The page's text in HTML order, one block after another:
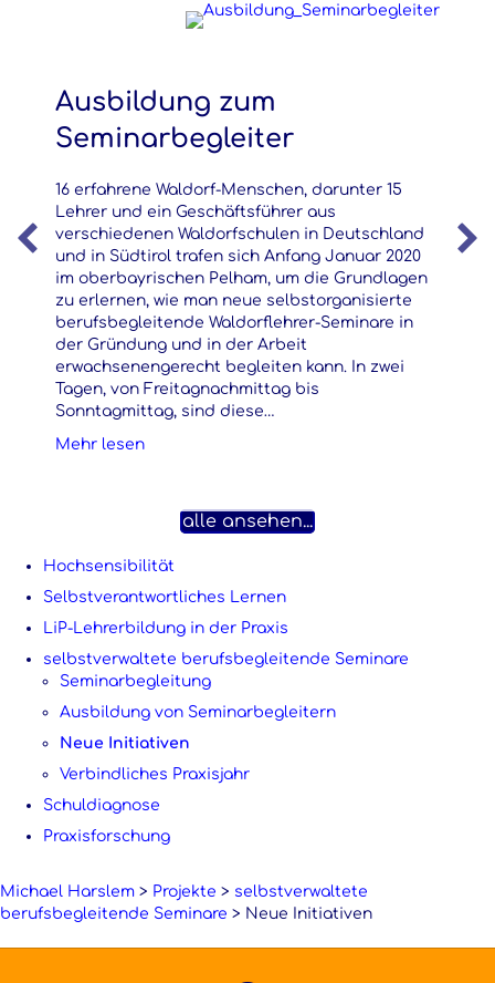
Ausbildung zum
Seminarbegleiter
16 erfahrene Waldorf-Menschen, darunter 15
Lehrer und ein Geschäftsführer aus
verschiedenen Waldorfschulen in Deutschland
und in Südtirol trafen sich Anfang Januar 2020
im oberbayrischen Pelham, um die Grundlagen
zu erlernen, wie man neue selbstorganisierte
berufsbegleitende Waldorflehrer-Seminare in
der Gründung und in der Arbeit
erwachsenengerecht begleiten kann. In zwei
Tagen, von Freitagnachmittag bis
Sonntagmittag, sind diese…
Mehr lesenabout Ausbildung zum Seminarbegleiter
alle ansehen...
Hochsensibilität
Selbstverantwortliches Lernen
LiP-Lehrerbildung in der Praxis
selbstverwaltete berufsbegleitende Seminare
Seminarbegleitung
Ausbildung von Seminarbegleitern
Neue Initiativen
Verbindliches Praxisjahr
Schuldiagnose
Praxisforschung
Michael Harslem > Projekte > selbstverwaltete
berufsbegleitende Seminare > Neue Initiativen